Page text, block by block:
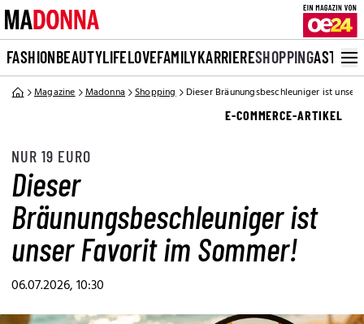
FASHIONBEAUTYLIFELOVEFAMILYKARRIERESHOPPINGASTRO
Magazine Madonna Shopping Dieser Bräunungsbeschleuniger ist
E-COMMERCE-ARTIKEL
NUR 19 EURO
Dieser
Bräunungsbeschleuniger ist
unser Favorit im Sommer!
06.07.2026, 10:30